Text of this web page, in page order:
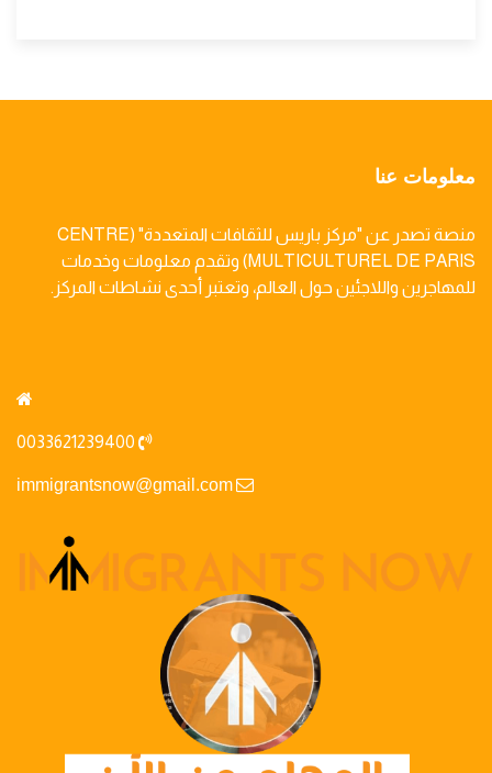
معلومات عنا
منصة تصدر عن "مركز باريس للثقافات المتعددة" (CENTRE
MULTICULTUREL DE PARIS) وتقدم معلومات وخدمات
للمهاجرين واللاجئين حول العالم، وتعتبر أحدى نشاطات المركز.
immigrantsnow@gmail.com